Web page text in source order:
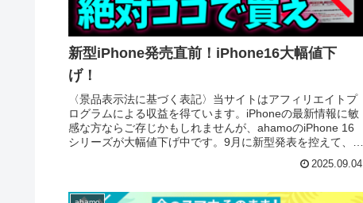
新型iPhone発売直前！iPhone16大幅値下
げ！
〈景品表示法に基づく表記〉当サイトはアフィリエイトプ
ログラムによる収益を得ています。iPhoneの最新情報に敏
感な方ならご存じかもしれませんが、ahamoのiPhone 16
シリーズが大幅値下げ中です。9月に新型発表を控えて、片
2025.09.04